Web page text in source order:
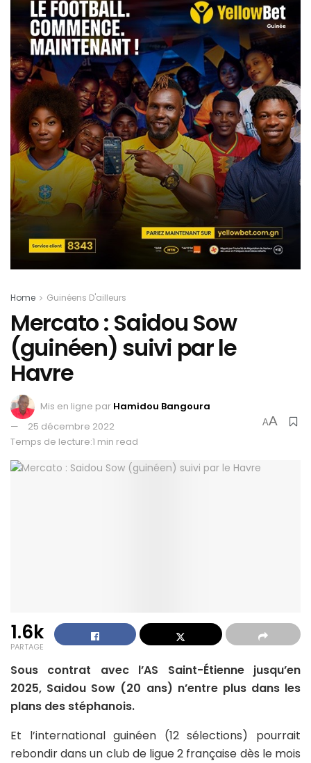
Home Guinéens D'ailleurs
Mercato : Saidou Sow
(guinéen) suivi par le
Havre
Mis en ligne par Hamidou Bangoura
25 décembre 2022
Temps de lecture:1 min read
AA
1.6k
PARTAGE
Sous contrat avec l’AS Saint-Étienne jusqu’en
2025, Saidou Sow (20 ans) n’entre plus dans les
plans des stéphanois.
Et l’international guinéen (12 sélections) pourrait
rebondir dans un club de ligue 2 française dès le mois